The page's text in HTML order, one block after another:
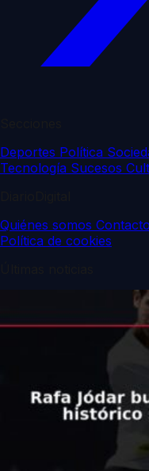
Deportes Política
Tecnología Sucesos
Quiénes somos Contacto
Política de cookies